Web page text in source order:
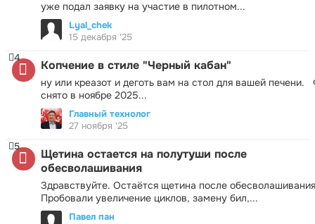
уже подал заявку на участие в пилотном...
Lyal_chek
15 декабря '25
Копчение в стиле "Черный кабан"
ну или креазот и деготь вам на стол для вашей печени.
снято в ноябре 2025...
4
Главный технолог
27 ноября '25
Щетина остается на полутуши после
обесволашивания
Здравствуйте. Остаётся щетина после
Пробовали увеличение циклов, замену бил,...
5
Павел пан